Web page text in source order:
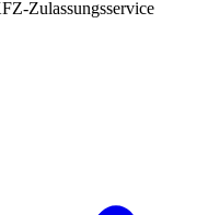
Zulassungsservice